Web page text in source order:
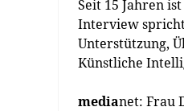
Seit 15 Jahren
Interview
Unterstützung,
Künstliche
medianet: Frau